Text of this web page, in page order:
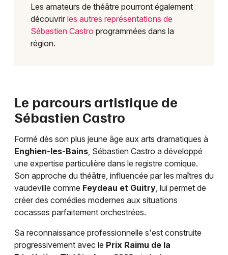
Les amateurs de théâtre pourront également
découvrir les autres représentations de
Sébastien Castro programmées dans la
région.
Le parcours artistique de
Sébastien Castro
Formé dès son plus jeune âge aux arts dramatiques à
Enghien-les-Bains, Sébastien Castro a développé
une expertise particulière dans le registre comique.
Son approche du théâtre, influencée par les maîtres du
vaudeville comme Feydeau et Guitry, lui permet de
créer des comédies modernes aux situations
cocasses parfaitement orchestrées.
Sa reconnaissance professionnelle s'est construite
progressivement avec le Prix Raimu de la